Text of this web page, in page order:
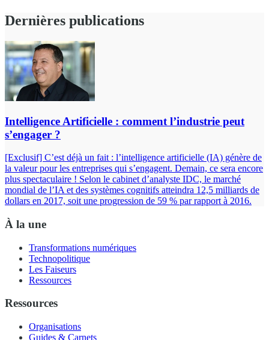
Dernières publications
Intelligence Artificielle : comment l’industrie peut
s’engager ?
[Exclusif] C’est déjà un fait : l’intelligence artificielle (IA) génère de
la valeur pour les entreprises qui s’engagent. Demain, ce sera encore
plus spectaculaire ! Selon le cabinet d’analyste IDC, le marché
mondial de l’IA et des systèmes cognitifs atteindra 12,5 milliards de
dollars en 2017, soit une progression de 59 % par rapport à 2016.
À la une
Transformations numériques
Technopolitique
Les Faiseurs
Ressources
Ressources
Organisations
Guides & Carnets